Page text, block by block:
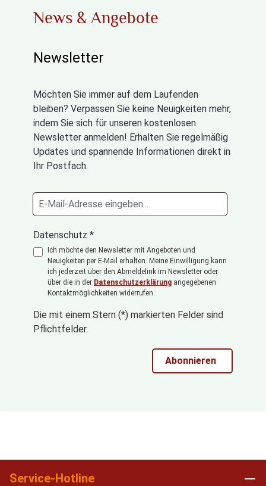
News & Angebote
Newsletter
Möchten Sie immer auf dem Laufenden
bleiben? Verpassen Sie keine Neuigkeiten mehr,
indem Sie sich für unseren kostenlosen
Newsletter anmelden! Erhalten Sie regelmäßig
Updates und spannende Informationen direkt in
Ihr Postfach.
Datenschutz *
Ich möchte den Newsletter mit Angeboten und
Neuigkeiten per E-Mail erhalten. Meine Einwilligung kann
ich jederzeit über den Abmeldelink im Newsletter oder
über die in der Datenschutzerklärung angegebenen
Kontaktmöglichkeiten widerrufen.
Die mit einem Stern (*) markierten Felder sind
Pflichtfelder.
Abonnieren
Service-Hotline